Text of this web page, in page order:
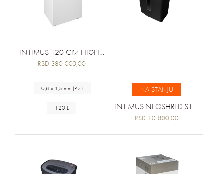
INTIMUS 120 CP7 HIGH SECURITY
RSD 380 000,00
0,8 x 4,5 mm (P-7)
120 L
NA STANJU
INTIMUS NEOSHRED S11 CP4
RSD 10 800,00